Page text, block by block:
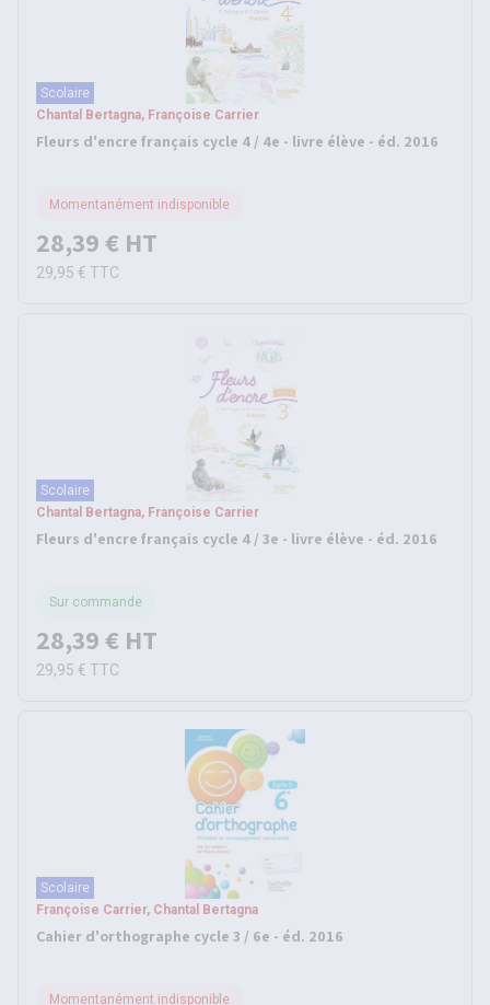
Scolaire
Chantal Bertagna, Françoise Carrier
Fleurs d'encre français cycle 4 / 4e - livre élève - éd. 2016
Momentanément indisponible
28,39 € HT
29,95 € TTC
Scolaire
Chantal Bertagna, Françoise Carrier
Fleurs d'encre français cycle 4 / 3e - livre élève - éd. 2016
Sur commande
28,39 € HT
29,95 € TTC
Scolaire
Françoise Carrier, Chantal Bertagna
Cahier d'orthographe cycle 3 / 6e - éd. 2016
Momentanément indisponible